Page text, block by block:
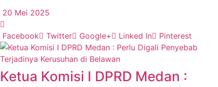
20 Mei 2025
Facebook Twitter Google+ Linked In Pinterest
Ketua Komisi I DPRD Medan :